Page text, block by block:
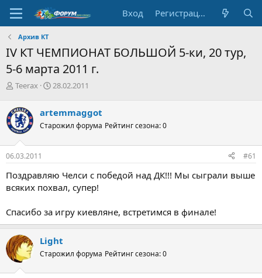
Вход Регистрация
Архив КТ
IV КТ ЧЕМПИОНАТ БОЛЬШОЙ 5-ки, 20 тур,
5-6 марта 2011 г.
А
т
о
р
т
е
м
Teerax
Д
а
н
ч
а
28.02.2011
artemmaggot
Старожил форума Рейтинг сезона: 0
06.03.2011 #61
Поздравляю Челси с победой над ДК!!! Мы сыграли выше
всяких похвал, супер!
Спасибо за игру киевляне, встретимся в финале!
Light
Старожил форума Рейтинг сезона: 0